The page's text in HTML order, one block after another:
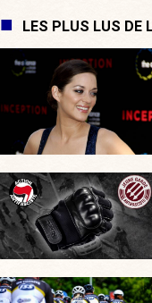
LES PLUS LUS DE